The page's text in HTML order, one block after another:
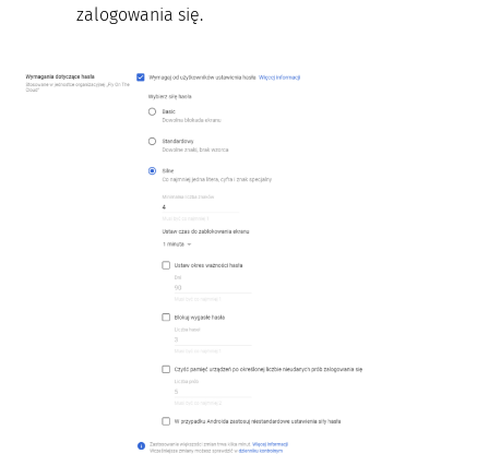
zalogowania się.